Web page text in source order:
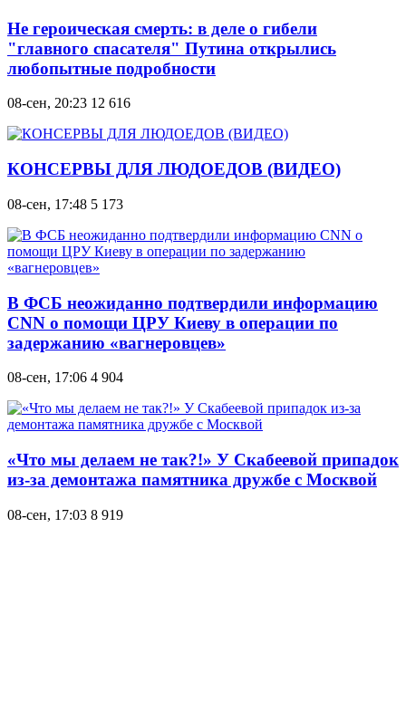
Не героическая смерть: в деле о гибели
"главного спасателя" Путина открылись
любопытные подробности
08-сен, 20:23 12 616
КОНСЕРВЫ ДЛЯ ЛЮДОЕДОВ (ВИДЕО)
08-сен, 17:48 5 173
В ФСБ неожиданно подтвердили информацию
CNN о помощи ЦРУ Киеву в операции по
задержанию «вагнеровцев»
08-сен, 17:06 4 904
«Что мы делаем не так?!» У Скабеевой припадок
из-за демонтажа памятника дружбе с Москвой
08-сен, 17:03 8 919